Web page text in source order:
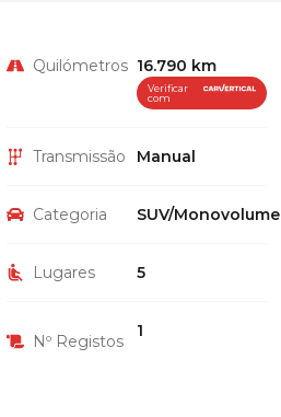
Quilómetros 16.790 km
Verificar
com
Transmissão Manual
Categoria SUV/Monovolume
Lugares 5
Nº Registos
1